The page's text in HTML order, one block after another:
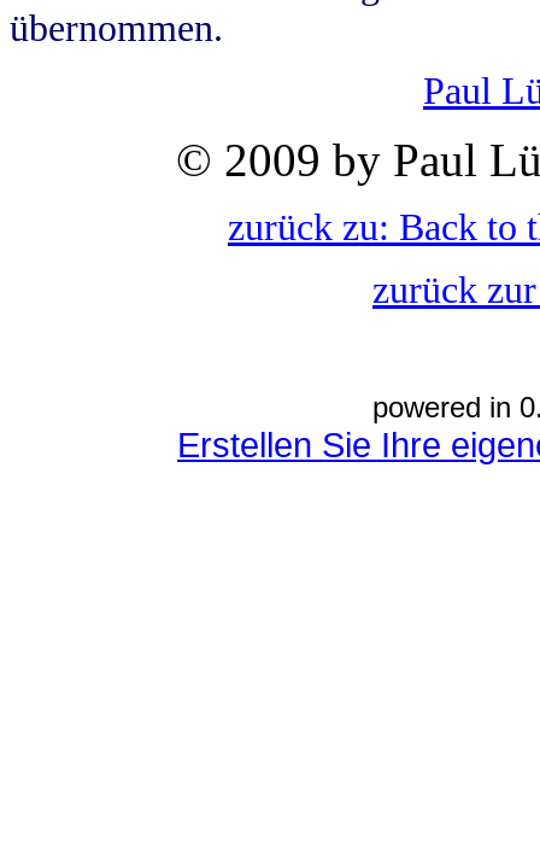
übernommen.
Paul
© 2009 by Paul
zurück zu: Back to
zurück
powered in
Erstellen Sie Ihre